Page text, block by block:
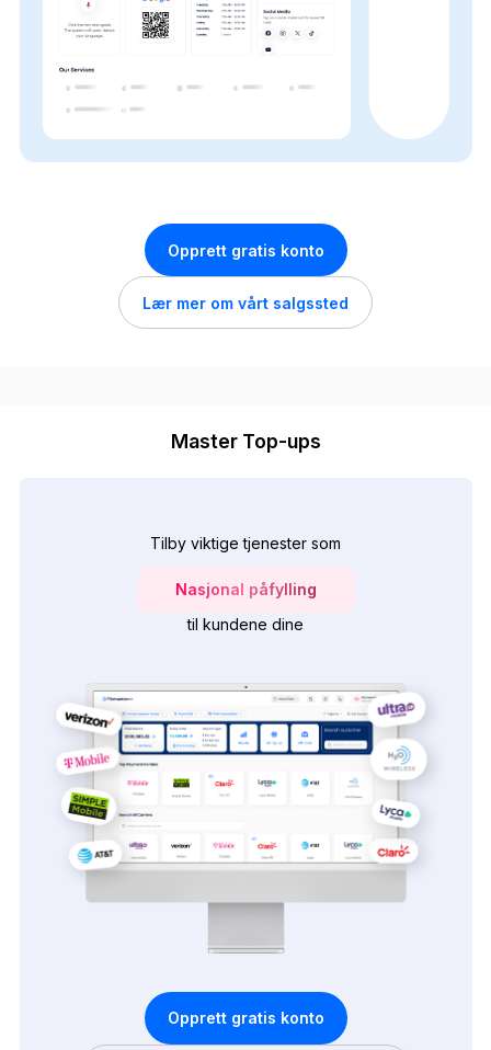
Opprett gratis konto
Lær mer om vårt salgssted
Master Top-ups
Tilby viktige tjenester som
Nasjonal påfylling
til kundene dine
Opprett gratis konto